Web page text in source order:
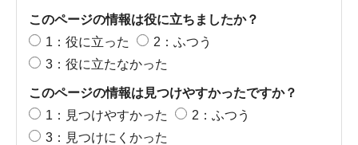
このページの情報は役に立ちましたか？
1：役に立った
2：ふつう
3：役に立たなかった
このページの情報は見つけやすかったですか？
1：見つけやすかった
2：ふつう
3：見つけにくかった